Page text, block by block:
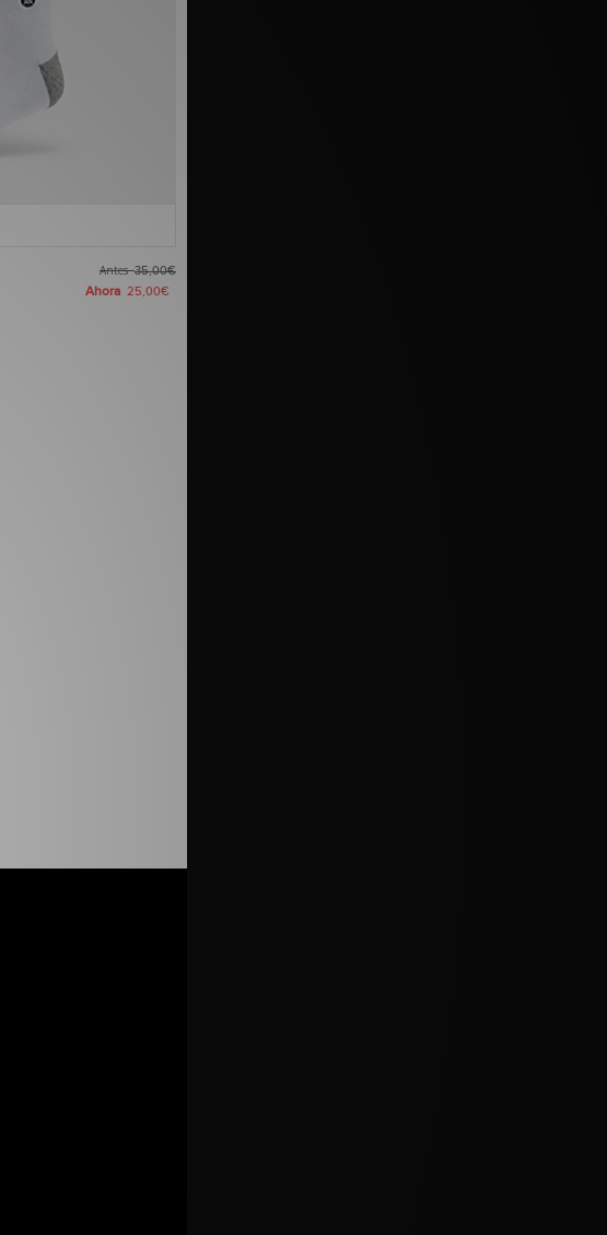
Antes35,00€
Ahora 25,00€